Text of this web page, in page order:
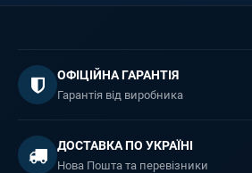
ОФІЦІЙНА ГАРАНТІЯ
Гарантія від виробника
ДОСТАВКА ПО УКРАЇНІ
Нова Пошта та перевізники